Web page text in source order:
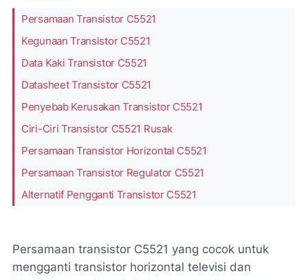
Persamaan Transistor C5521
Kegunaan Transistor C5521
Data Kaki Transistor C5521
Datasheet Transistor C5521
Penyebab Kerusakan Transistor C5521
Ciri-Ciri Transistor C5521 Rusak
Persamaan Transistor Horizontal C5521
Persamaan Transistor Regulator C5521
Alternatif Pengganti Transistor C5521
Persamaan transistor C5521 yang cocok untuk
mengganti transistor horizontal televisi dan